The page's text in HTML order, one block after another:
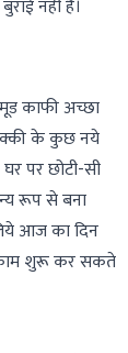
नहीं है।
काफी अच्छा
के कुछ नये
पर छोटी-सी
रूप से बना
आज का दिन
शुरू कर सकते